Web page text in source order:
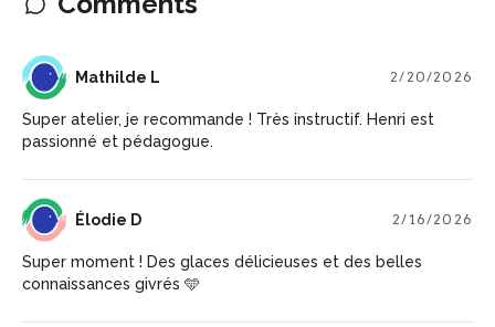
ML Mathilde L 2/20/2026
Super atelier, je recommande ! Très instructif. Henri est
passionné et pédagogue.
ÉD Élodie D 2/16/2026
Super moment ! Des glaces délicieuses et des belles
connaissances givrés 🩵